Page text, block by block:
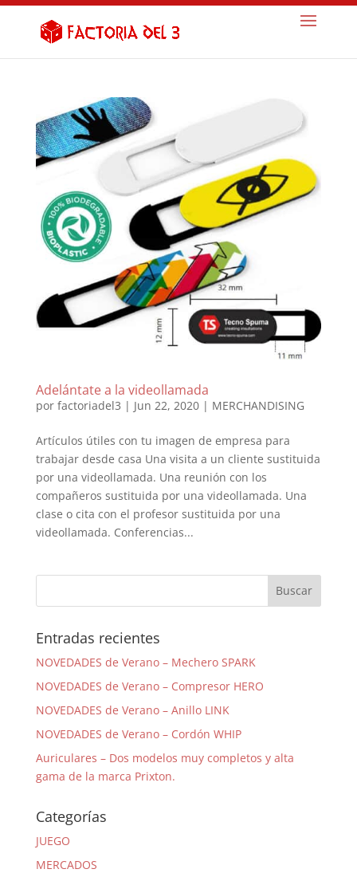
Adelántate a la videollamada
por factoriadel3 | Jun 22, 2020| MERCHANDISING
Artículos útiles con tu imagen de empresa para
trabajar desde casa Una visita a un cliente sustituida
por una videollamada. Una reunión con los
compañeros sustituida por una videollamada. Una
clase o cita con el profesor sustituida por una
videollamada. Conferencias...
Entradas recientes
NOVEDADES de Verano – Mechero SPARK
NOVEDADES de Verano – Compresor HERO
NOVEDADES de Verano – Anillo LINK
NOVEDADES de Verano – Cordón WHIP
Auriculares – Dos modelos muy completos y alta
gama de la marca Prixton.
Categorías
JUEGO
MERCADOS